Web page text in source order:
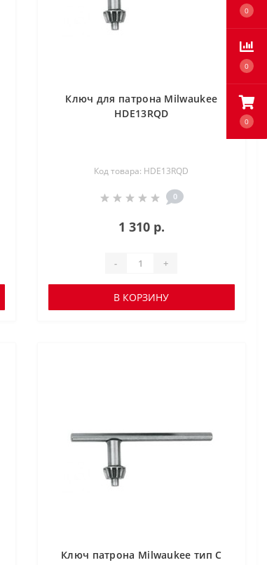
0
0
0
Ключ для патрона Milwaukee
HDE13RQD
Код товара: HDE13RQD
0
1 310 р.
- +
В КОРЗИНУ
Ключ патрона Milwaukee тип C